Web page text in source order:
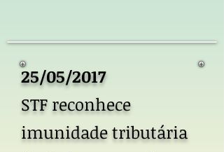
25/05/2017
STF reconhece
imunidade tributária